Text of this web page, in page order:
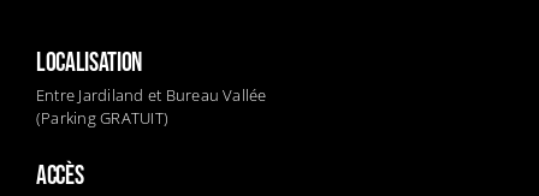
LOCALISATION
Entre Jardiland et Bureau Vallée
(Parking GRATUIT)
ACCÈS